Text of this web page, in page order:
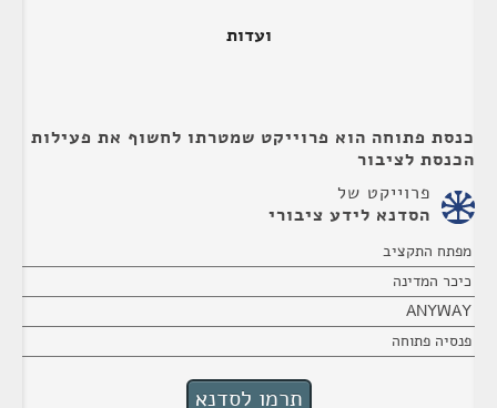
ועדות
כנסת פתוחה הוא פרוייקט שמטרתו לחשוף את פעילות
הכנסת לציבור
פרוייקט של
הסדנא לידע ציבורי
מפתח התקציב
כיכר המדינה
ANYWAY
פנסיה פתוחה